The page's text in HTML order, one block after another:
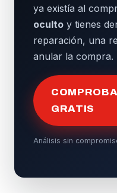
ya existía al
oculto y tienes
reparación, una
anular la compra.
GRATIS
Análisis sin